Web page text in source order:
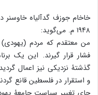
خاخام جوزف گدآلیاه خاوسنر
۱۹۴۸ م. می‌گوید:
من معتقدم که مردم
فشار قرار گیرند. این یک
گذشتۀ نزدیکی نیز اعمال
و استقرار در فلسطین قانع